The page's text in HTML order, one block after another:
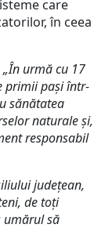
care
în ceea
„În urmă cu 17
primii pași într-
sănătatea
naturale și,
responsabil
județean,
de toți
umărul să